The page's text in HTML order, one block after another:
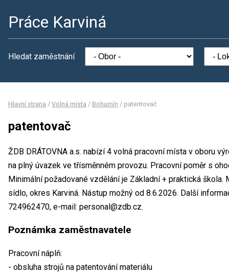
Práce Karviná
Hledat zaměstnání
Hlavní strana / Volná místa / Bohumín / patentovač
patentovač
ŽDB DRÁTOVNA a.s. nabízí 4 volná pracovní místa v oboru
na plný úvazek ve třísměnném provozu. Pracovní poměr s
Minimální požadované vzdělání je Základní + praktická škola.
sídlo, okres Karviná. Nástup možný od 8.6.2026. Další
724962470, e-mail: personal@zdb.cz.
Poznámka zaměstnavatele
Pracovní náplň:
- obsluha strojů na patentování materiálu